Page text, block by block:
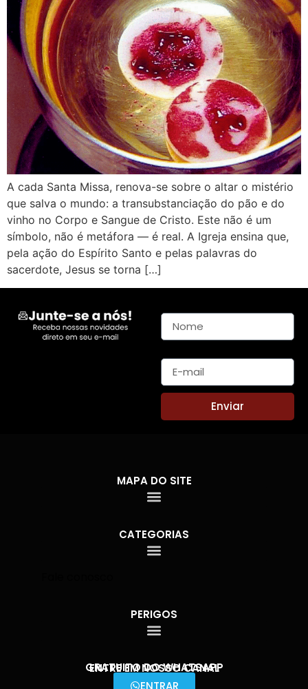
A cada Santa Missa, renova-se sobre o altar o mistério
que salva o mundo: a transubstanciação do pão e do
vinho no Corpo e Sangue de Cristo. Este não é um
símbolo, não é metáfora — é real. A Igreja ensina que,
pela ação do Espírito Santo e pelas palavras do
sacerdote, Jesus se torna […]
Enviar
MAPA DO SITE
CATEGORIAS
PERIGOS
ENTRE EM NOSSO CANAL
GRATUITO DO WHATSAPP
ENTRAR